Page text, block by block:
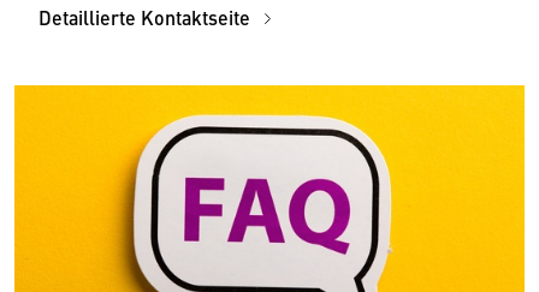
Detaillierte Kontaktseite